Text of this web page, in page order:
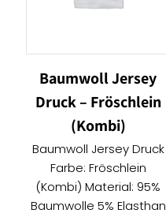
Baumwoll Jersey
Druck – Fröschlein
(Kombi)
Baumwoll Jersey Druck
Farbe: Fröschlein
(Kombi) Material: 95%
Baumwolle 5% Elasthan